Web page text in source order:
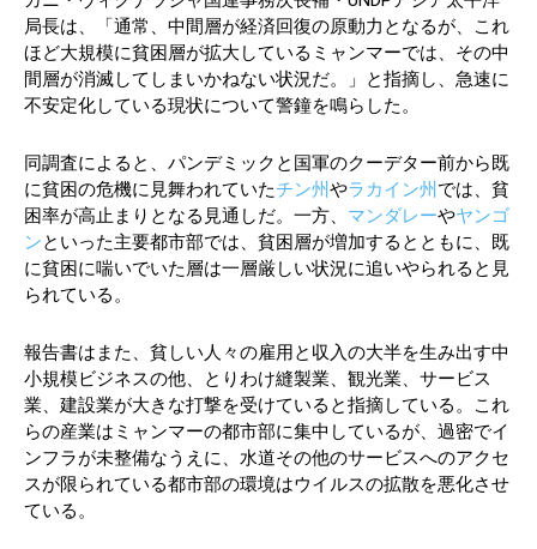
局長は、「通常、中間層が経済回復の原動力となるが、これ
ほど大規模に貧困層が拡大しているミャンマーでは、その中
間層が消滅してしまいかねない状況だ。」と指摘し、急速に
不安定化している現状について警鐘を鳴らした。
同調査によると、パンデミックと国軍のクーデター前から既
に貧困の危機に見舞われていたチン州やラカイン州 では、貧
困率が高止まりとなる見通しだ。一方、 マンダレーやヤンゴ
ンといった主要都市部では、貧困層が増加するとともに、既
に貧困に喘いでいた層は一層厳しい状況に追いやられると見
られている。
報告書はまた、貧しい人々の雇用と収入の大半を生み出す中
小規模ビジネスの他、とりわけ縫製業、観光業、サービス
業、建設業が大きな打撃を受けていると指摘している。これ
らの産業はミャンマーの都市部に集中しているが、過密でイ
ンフラが未整備なうえに、水道その他のサービスへのアクセ
スが限られている都市部の環境はウイルスの拡散を悪化させ
ている。